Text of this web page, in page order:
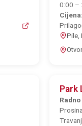
0:00 –
Cijena:
Pile,
Park